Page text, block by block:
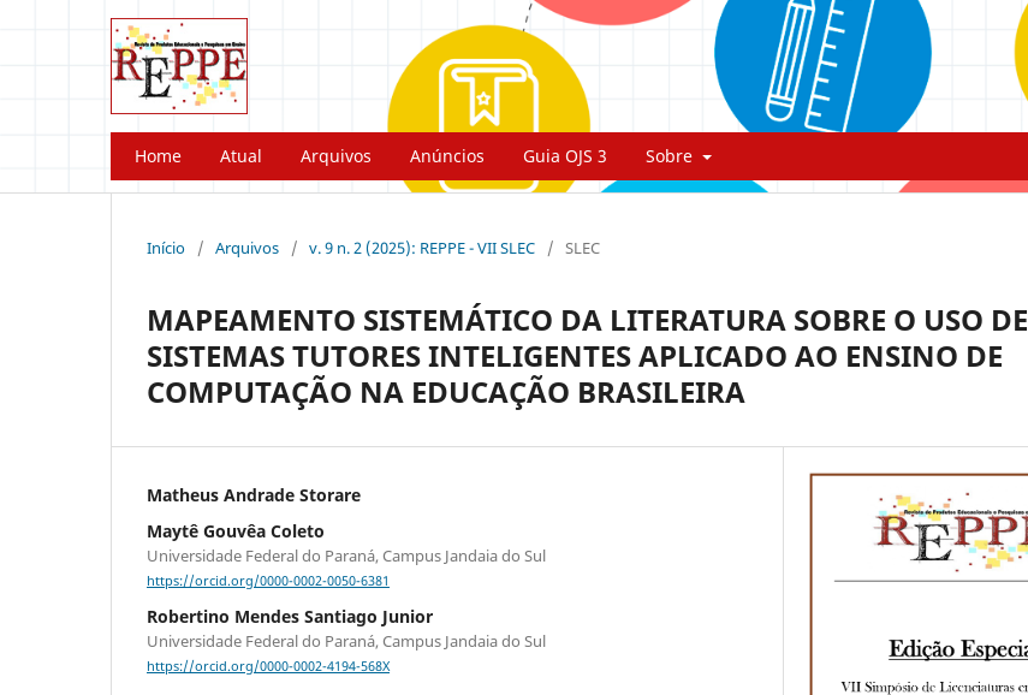
Home Atual Arquivos Anúncios Guia OJS 3 Sobre
Início / Arquivos / v. 9 n. 2 (2025): REPPE - VII SLEC / SLEC
MAPEAMENTO SISTEMÁTICO DA LITERATURA SOBRE O USO DE
SISTEMAS TUTORES INTELIGENTES APLICADO AO ENSINO DE
COMPUTAÇÃO NA EDUCAÇÃO BRASILEIRA
Matheus Andrade Storare
Maytê Gouvêa Coleto
Universidade Federal do Paraná, Campus Jandaia do Sul
https://orcid.org/0000-0002-0050-6381
Robertino Mendes Santiago Junior
Universidade Federal do Paraná, Campus Jandaia do Sul
https://orcid.org/0000-0002-4194-568X